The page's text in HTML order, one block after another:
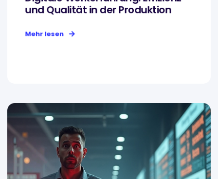
und Qualität in der Produktion
Mehr lesen